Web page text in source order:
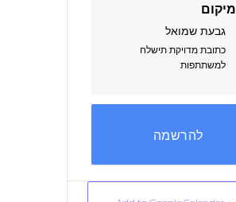
מיקום
גבעת שמואל
כתובת מדויקת תישלח
למשתתפות
להרשמה